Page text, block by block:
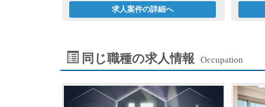
求人案件の詳細へ
同じ職種の求人情報 Occupation